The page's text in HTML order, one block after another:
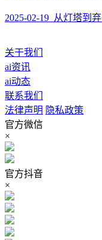
2025-02-19 从灯塔到
关于我们
ai资讯
ai动态
联系我们
法律声明 隐私政策
官方微信
×
官方抖音
×